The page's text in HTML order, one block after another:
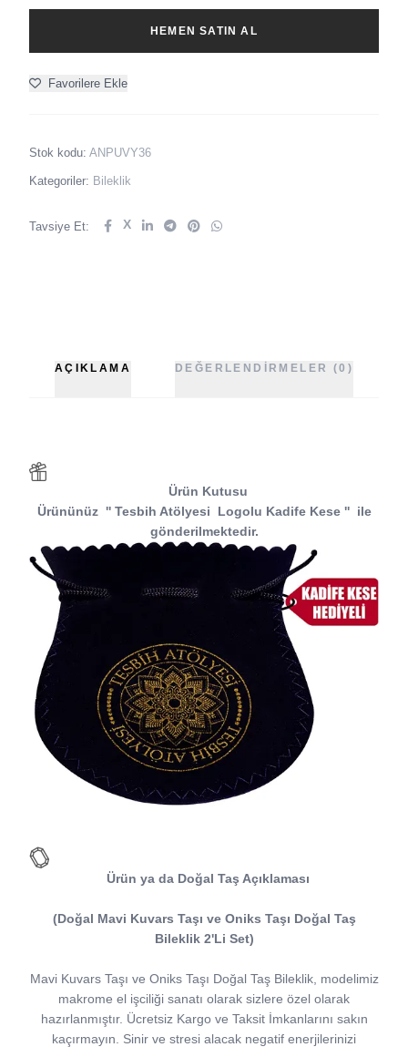
HEMEN SATIN AL
Favorilere Ekle
Stok kodu: ANPUVY36
Kategoriler: Bileklik
Tavsiye Et: X
AÇIKLAMA DEĞERLENDIRMELER (0)
Ürün Kutusu
Ürününüz '' Tesbih Atölyesi Logolu Kadife Kese '' ile
gönderilmektedir.
Ürün ya da Doğal Taş Açıklaması
(Doğal Mavi Kuvars Taşı ve Oniks Taşı Doğal Taş
Bileklik 2'Li Set)
Mavi Kuvars Taşı ve Oniks Taşı Doğal Taş Bileklik, modelimiz
makrome el işciliği sanatı olarak sizlere özel olarak
hazırlanmıştır. Ücretsiz Kargo ve Taksit İmkanlarını sakın
kaçırmayın. Sinir ve stresi alacak negatif enerjilerinizi